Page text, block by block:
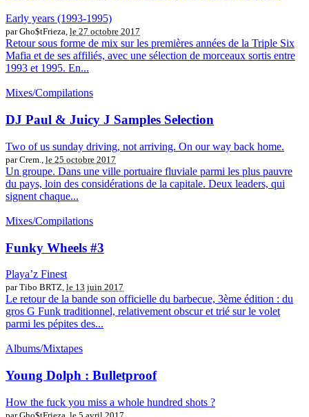
Early years (1993-1995)
par Gho$tFrieza, le 27 octobre 2017
Retour sous forme de mix sur les premières années de la Triple Six
Mafia et de ses affiliés, avec une sélection de morceaux sortis entre
1993 et 1995. En...
Mixes/Compilations
DJ Paul & Juicy J Samples Selection
Two of us sunday driving, not arriving. On our way back home.
par Crem., le 25 octobre 2017
Un groupe. Dans une ville portuaire fluviale parmi les plus pauvre
du pays, loin des considérations de la capitale. Deux leaders, qui
signent chaque...
Mixes/Compilations
Funky Wheels #3
Playa’z Finest
par Tibo BRTZ, le 13 juin 2017
Le retour de la bande son officielle du barbecue, 3ème édition : du
gros G Funk traditionnel, relativement obscur et trié sur le volet
parmi les pépites des...
Albums/Mixtapes
Young Dolph : Bulletproof
How the fuck you miss a whole hundred shots ?